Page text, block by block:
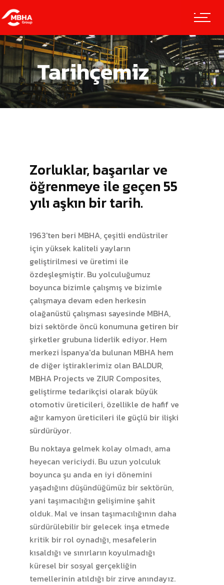
Tarihçemiz
Zorluklar, başarılar ve
öğrenmeye ile geçen 55
yılı aşkın bir tarih.
1963'ten beri MBHA, çeşitli endüstriler
için yüksek kaliteli yayların
geliştirilmesi ve üretimi ile
özdeşleşmiştir. Bu yolculuğumuz
boyunca bizimle çalışmış ve bizimle
çalışmaya devam eden herkesin
olağanüstü çalışması sayesinde MBHA,
bizi sektörde öncü konumuna getiren bir
şirketler grubuna liderlik ediyor. Hem
merkezi İspanya'da bulunan MBHA hem
de diğer iştiraklerimiz olan BALDUR,
MBHA Projects ve ZIUR Composites,
geliştirme tedarikçisi olarak büyük
otomotiv üreticileri, özellikle de hafif ve
ağır kamyon üreticileri ile güçlü bir ilişki
sürdürüyor.
Bu noktaya gelmek kolay olmadı, ama
heyecan vericiydi. Bu uzun yolculuk
boyunca şu anda en iyi dönemini
yaşadığını düşündüğümüz bir sektörün,
yani taşımacılığın gelişimine şahit
olduk. Mal ve insan taşımacılığının daha
sürdürülebilir bir gelecek inşa etmede
kritik bir rol oynadığı, mesafelerin
kısaldığı ve sınırların koyulmadığı
küresel bir sosyal gerçekliğin
temellerinin atıldığı bir zirve anındayız.